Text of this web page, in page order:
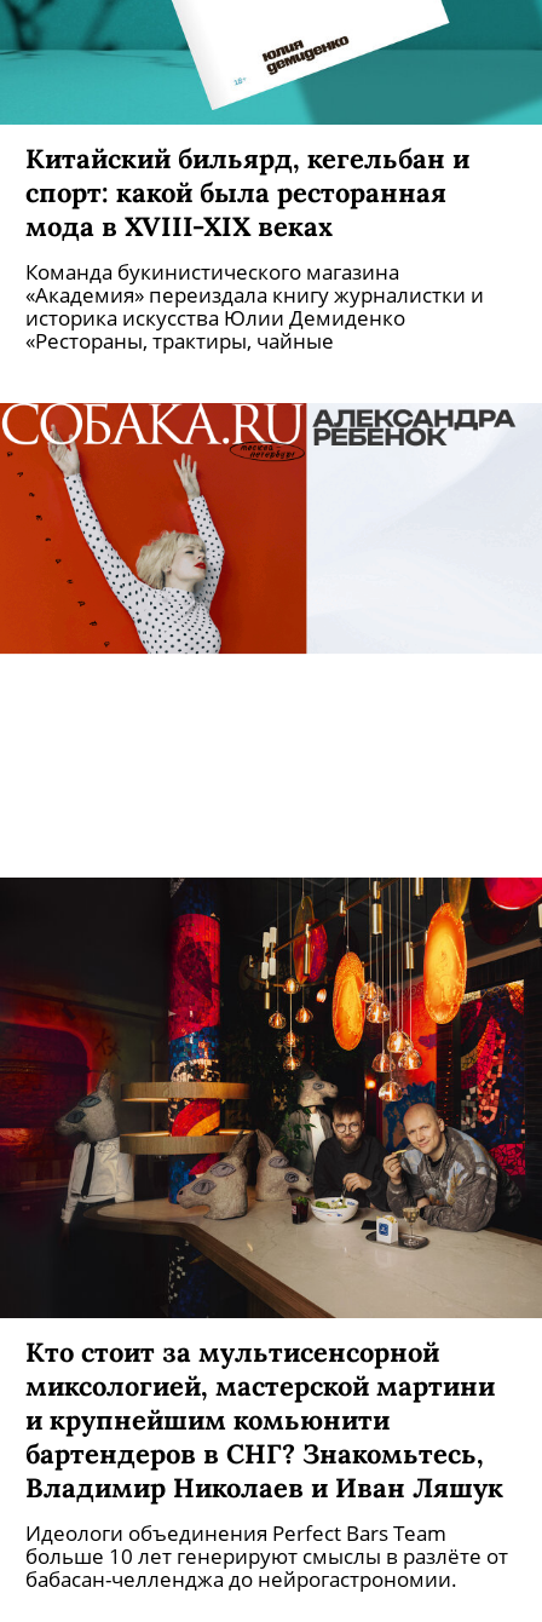
Китайский бильярд, кегельбан и
спорт: какой была ресторанная
мода в XVIII-XIX веках
Команда букинистического магазина
«Академия» переиздала книгу журналистки и
историка искусства Юлии Демиденко
«Рестораны, трактиры, чайные
Кто стоит за мультисенсорной
миксологией, мастерской мартини
и крупнейшим комьюнити
бартендеров в СНГ? Знакомьтесь,
Владимир Николаев и Иван Ляшук
Идеологи объединения Perfect Bars Team
больше 10 лет генерируют смыслы в разлёте от
бабасан-челленджа до нейрогастрономии.